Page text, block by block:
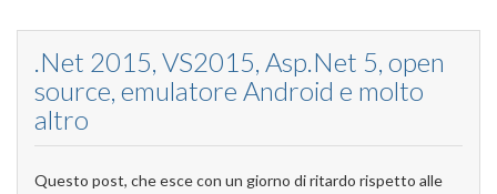
.Net 2015, VS2015, Asp.Net 5, open
source, emulatore Android e molto
altro
Questo post, che esce con un giorno di ritardo rispetto alle